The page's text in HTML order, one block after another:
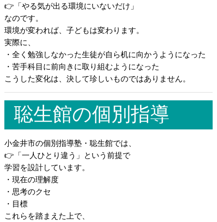
👉「やる気が出る環境にいないだけ」
なのです。
環境が変われば、子どもは変わります。
実際に、
・全く勉強しなかった生徒が自ら机に向かうようになった
・苦手科目に前向きに取り組むようになった
こうした変化は、決して珍しいものではありません。
聡生館の個別指導
小金井市の個別指導塾・聡生館では、
👉「一人ひとり違う」という前提で
学習を設計しています。
・現在の理解度
・思考のクセ
・目標
これらを踏まえた上で、